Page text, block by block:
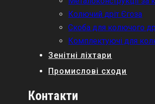
Колючий дріт Єгоза
Скоба для колючого
Комплектуючі для
Зенітні ліхтари
Промислові сходи
Контакти